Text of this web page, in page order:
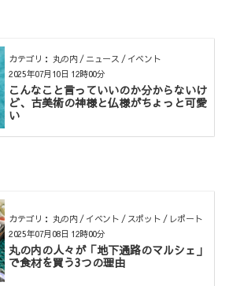
カテゴリ： 丸の内 / ニュース / イベント
こんなこと言っていいのか分からないけ
ど、古美術の神様と仏様がちょっと可愛
い
2025年07月10日 12時00分
カテゴリ： 丸の内 / イベント / スポット / レポート
丸の内の人々が「地下通路のマルシェ」
で食材を買う3つの理由
2025年07月08日 12時00分